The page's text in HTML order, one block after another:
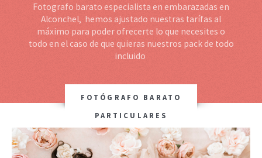
Fotografo barato especialista en embarazadas en
Alconchel, hemos ajustado nuestras tarífas al
máximo para poder ofrecerte lo que necesites o
todo en el caso de que quieras nuestros pack de todo
incluido
FOTÓGRAFO BARATO
PARTICULARES